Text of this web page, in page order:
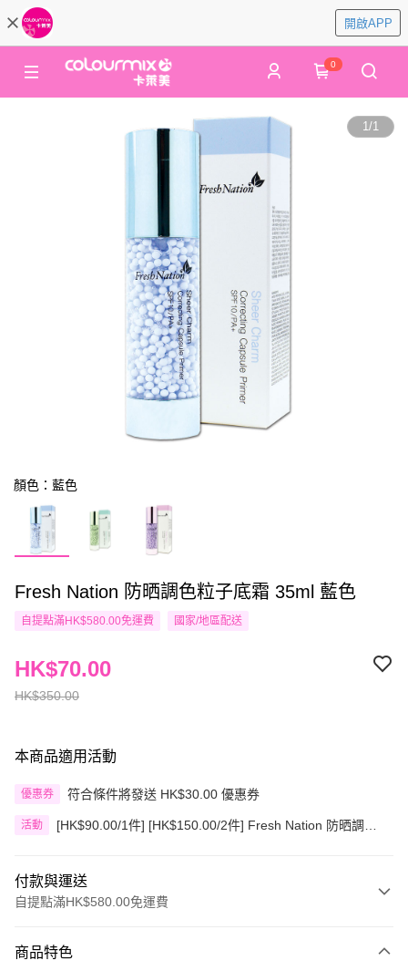
開啟APP
0
1/1
顏色：藍色
Fresh Nation 防晒調色粒子底霜 35ml 藍色
自提點滿HK$580.00免運費 國家/地區配送
HK$350.00
HK$70.00
本商品適用活動
優惠券 符合條件將發送 HK$30.00 優惠券
活動
[HK$90.00/1件] [HK$150.00/2件] Fresh Nation 防晒調色
付款與運送
自提點滿HK$580.00免運費
信用卡
商品特色